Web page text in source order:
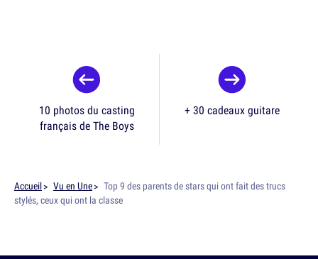
10 photos du casting
français de The Boys
+ 30 cadeaux guitare
Accueil Vu en Une
Top 9 des parents de stars qui ont fait des trucs
stylés, ceux qui ont la classe